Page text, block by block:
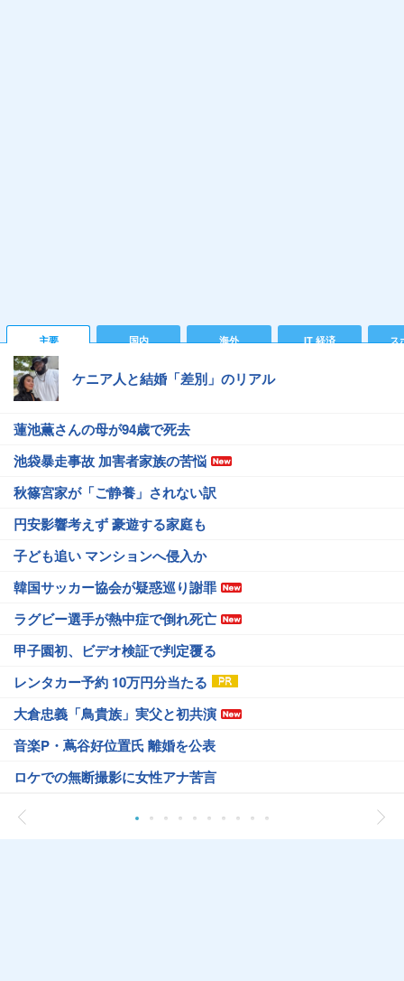
主要 国内 海外 IT 経済 ス
ケニア人と結婚「差別」のリアル
蓮池薫さんの母が94歳で死去
池袋暴走事故 加害者家族の苦悩
秋篠宮家が「ご静養」されない訳
円安影響考えず 豪遊する家庭も
子ども追い マンションへ侵入か
韓国サッカー協会が疑惑巡り謝罪
ラグビー選手が熱中症で倒れ死亡
甲子園初、ビデオ検証で判定覆る
レンタカー予約 10万円分当たる
大倉忠義「鳥貴族」実父と初共演
音楽P・蔦谷好位置氏 離婚を公表
ロケでの無断撮影に女性アナ苦言